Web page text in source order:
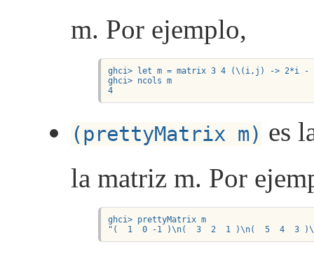
m. Por ejemplo,
ghci> let m = matrix 3 4 (\(i,j) -> 2*i
ghci> ncols m
4
(prettyMatrix m) es
la matriz m. Por
ghci> prettyMatrix m
"(  1  0 -1 )\n(  3  2  1 )\n(  5  4  3